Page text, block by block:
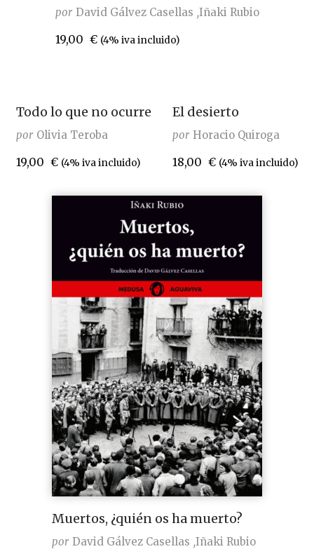
por David Gálvez Casellas Iñaki Rubio
19,00 € (4% iva incluido)
Todo lo que no ocurre
por Olivia Teroba
19,00 € (4% iva incluido)
El desierto
por Horacio Quiroga
18,00 € (4% iva incluido)
Muertos, ¿quién os ha muerto?
por David Gálvez Casellas Iñaki Rubio